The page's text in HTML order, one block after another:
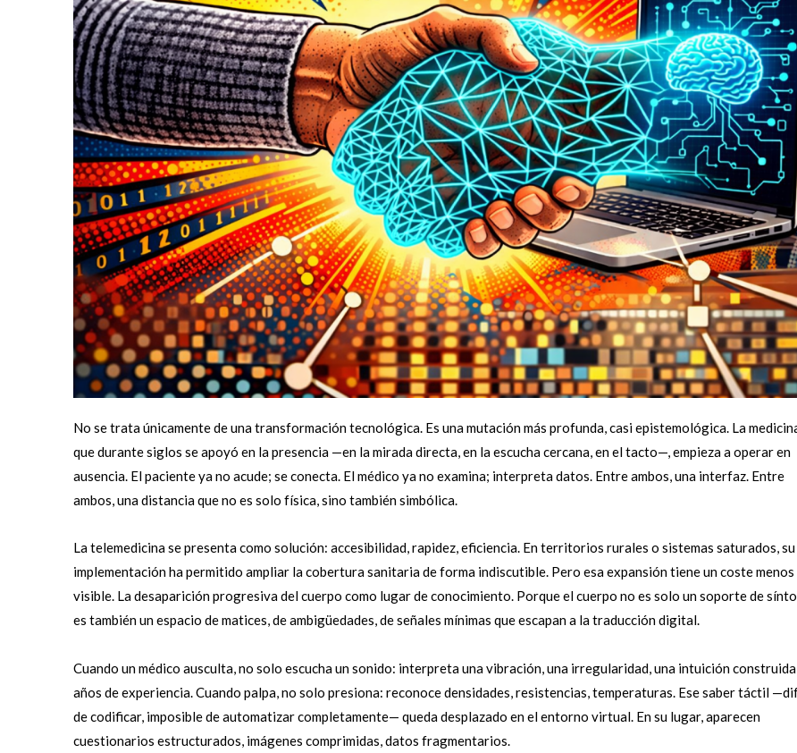
No se trata únicamente de una transformación tecnológica. Es una mutación más profunda, casi epistemológica. La
que durante siglos se apoyó en la presencia —en la mirada directa, en la escucha cercana, en el tacto—, empieza a operar en
ausencia. El paciente ya no acude; se conecta. El médico ya no examina; interpreta datos. Entre ambos, una interfaz. Entre
ambos, una distancia que no es solo física, sino también simbólica.
La telemedicina se presenta como solución: accesibilidad, rapidez, eficiencia. En territorios rurales o sistemas saturados, su
implementación ha permitido ampliar la cobertura sanitaria de forma indiscutible. Pero esa expansión tiene un coste menos
visible. La desaparición progresiva del cuerpo como lugar de conocimiento. Porque el cuerpo no es solo un soporte de
es también un espacio de matices, de ambigüedades, de señales mínimas que escapan a la traducción digital.
Cuando un médico ausculta, no solo escucha un sonido: interpreta una vibración, una irregularidad, una intuición
años de experiencia. Cuando palpa, no solo presiona: reconoce densidades, resistencias, temperaturas. Ese saber táctil
de codificar, imposible de automatizar completamente— queda desplazado en el entorno virtual. En su lugar, aparecen
cuestionarios estructurados, imágenes comprimidas, datos fragmentarios.